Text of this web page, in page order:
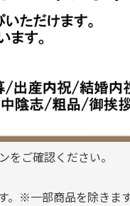
ご確認ください。
。※一部商品を除きます